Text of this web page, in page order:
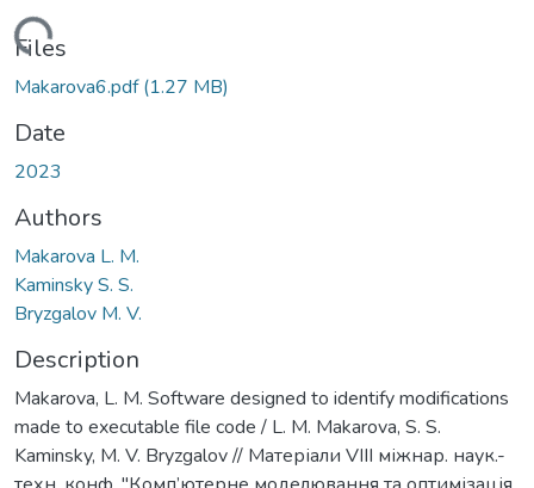
Loading...
Files
Makarova6.pdf(1.27 MB)
Date
2023
Authors
Makarova L. M.
Kaminsky S. S.
Bryzgalov M. V.
Description
Makarova, L. M. Software designed to identify modifications
made to executable file code / L. M. Makarova, S. S.
Kaminsky, M. V. Bryzgalov // Матеріали VІІІ міжнар. наук.-